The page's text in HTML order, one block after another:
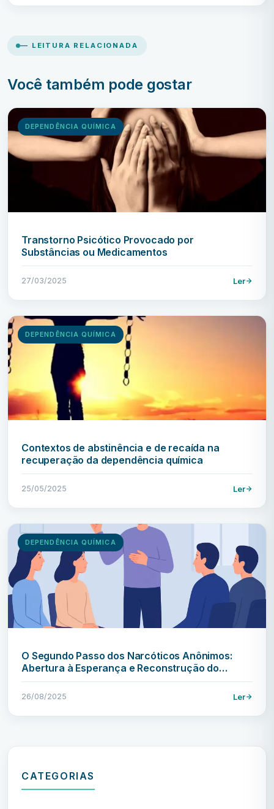
— LEITURA RELACIONADA
Você também pode gostar
DEPENDÊNCIA QUÍMICA
Transtorno Psicótico Provocado por
Substâncias ou Medicamentos
27/03/2025 Ler
DEPENDÊNCIA QUÍMICA
Contextos de abstinência e de recaída na
recuperação da dependência química
25/05/2025 Ler
DEPENDÊNCIA QUÍMICA
O Segundo Passo dos Narcóticos Anônimos:
Abertura à Esperança e Reconstrução do…
26/08/2025 Ler
CATEGORIAS